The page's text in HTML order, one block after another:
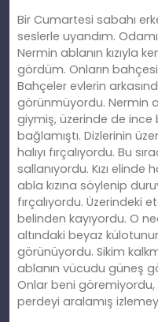
Bir Cumartesi sabahı
seslerle uyandım.
Nermin ablanın kızıyla
gördüm. Onların
Bahçeler evlerin
görünmüyordu. Nermin
giymiş, üzerinde de ince
bağlamıştı. Dizlerinin
halıyı fırçalıyordu. Bu
sallanıyordu. Kızı elinde
abla kızına söylenip
fırçalıyordu. Üzerindeki
belinden kayıyordu. O
altındaki beyaz
görünüyordu. Sikim
ablanın vücudu güneş
Onlar beni
perdeyi aralamış